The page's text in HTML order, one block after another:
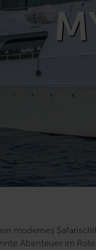
modernes
Abenteuer im